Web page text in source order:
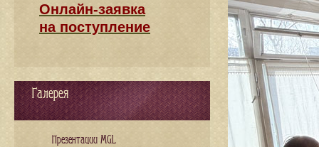
Онлайн-заявка
на поступление
Галерея
Презентации MGL